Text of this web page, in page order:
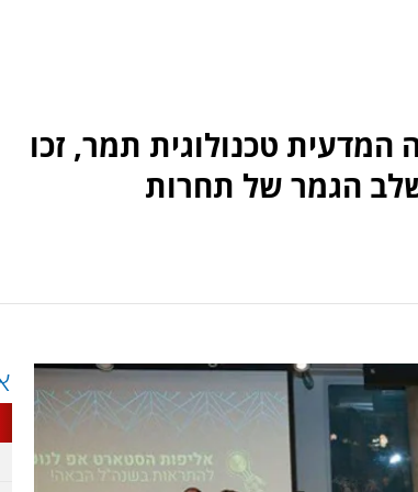
המדעית טכנולוגית תמר, זכו
1200 צוותים בשלב הגמר של תחרות